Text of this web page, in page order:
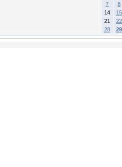
7
8
14
15
21
22
28
29